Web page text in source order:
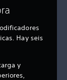
Hay seis
y